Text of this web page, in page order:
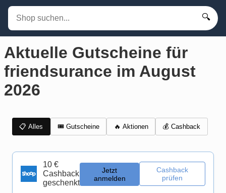
🔍
Aktuelle Gutscheine für
friendsurance im August
2026
📋 Alles 🎟️ Gutscheine 🔥 Aktionen 💰 Cashback
10 €
Cashback
geschenkt
Jetzt
anmelden
Cashback
prüfen